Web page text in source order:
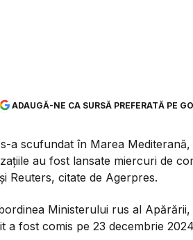
ADAUGĂ-NE CA SURSĂ PREFERATĂ PE
a scufundat în Marea
au fost lansate miercuri de
Reuters, citate de Agerpres.
Ministerului rus al
a fost comis pe 23 decembrie